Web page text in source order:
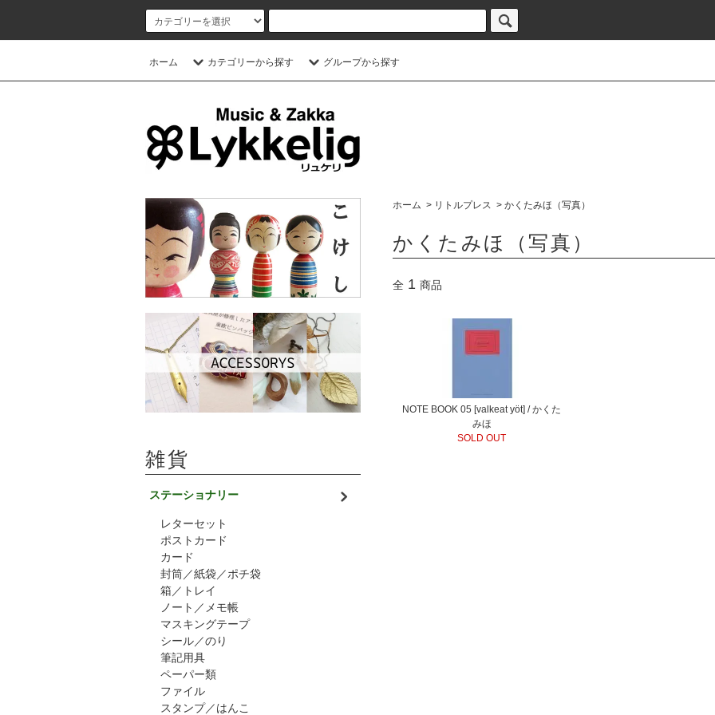
ホーム カテゴリーから探す グループから探す
ホーム > リトルプレス > かくたみほ（写真）
かくたみほ（写真）
全 1 商品
NOTE BOOK 05 [valkeat yöt] / かくた
みほ
SOLD OUT
雑貨
ステーショナリー
レターセット
ポストカード
カード
封筒／紙袋／ポチ袋
箱／トレイ
ノート／メモ帳
マスキングテープ
シール／のり
筆記用具
ペーパー類
ファイル
スタンプ／はんこ